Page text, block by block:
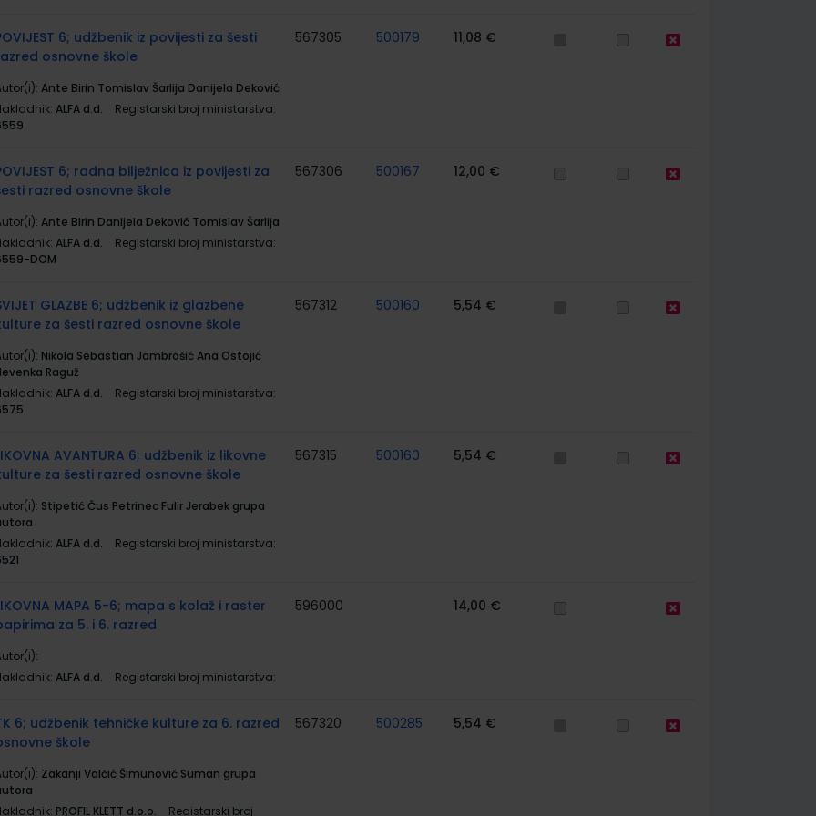
6; udžbenik iz povijesti za šesti
osnovne škole
Ante Birin Tomislav Šarlija Danijela Deković
ALFA d.d.
Registarski broj ministarstva:
567305 500179 11,08 €
6; radna bilježnica iz povijesti za
razred osnovne škole
Ante Birin Danijela Deković Tomislav Šarlija
ALFA d.d.
Registarski broj ministarstva:
DOM
567306 500167 12,00 €
GLAZBE 6; udžbenik iz glazbene
za šesti razred osnovne škole
Nikola Sebastian Jambrošić Ana Ostojić
Raguž
ALFA d.d.
Registarski broj ministarstva:
567312 500160 5,54 €
AVANTURA 6; udžbenik iz likovne
za šesti razred osnovne škole
Stipetić Čus Petrinec Fulir Jerabek grupa
ALFA d.d.
Registarski broj ministarstva:
567315 500160 5,54 €
MAPA 5-6; mapa s kolaž i raster
za 5. i 6. razred
ALFA d.d. Registarski broj ministarstva:
596000 14,00 €
6; udžbenik tehničke kulture za 6. razred
škole
Zakanji Valčić Šimunović Suman grupa
PROFIL KLETT d.o.o. Registarski broj
567320 500285 5,54 €